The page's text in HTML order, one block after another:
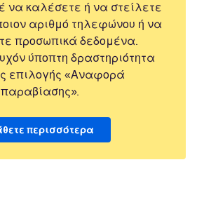
να καλέσετε ή να στείλετε
αριθμό τηλεφώνου ή να
προσωπικά δεδομένα.
ύποπτη δραστηριότητα
επιλογής «Αναφορά
παραβίασης».
περισσότερα